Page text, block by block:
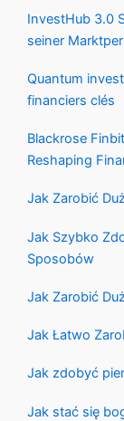
InvestHub 3.0
seiner
Quantum
financiers clés
Blackrose
Reshaping
Jak Zarobić
Jak Szybko
Sposobów
Jak Zarobić
Jak Łatwo
Jak zdobyć
Jak stać się